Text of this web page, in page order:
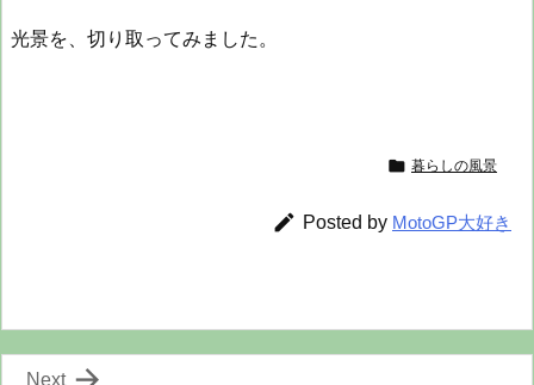
光景を、切り取ってみました。
 暮らしの風景
 Posted by MotoGP大好き
Next